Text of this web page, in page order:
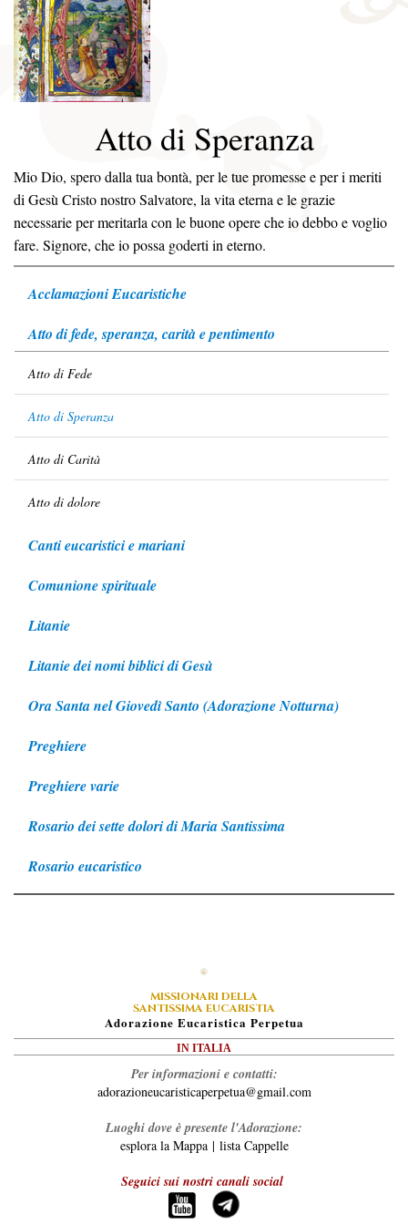
Atto di Speranza
Mio Dio, spero dalla tua bontà, per le tue promesse e per i meriti
di Gesù Cristo nostro Salvatore, la vita eterna e le grazie
necessarie per meritarla con le buone opere che io debbo e voglio
fare. Signore, che io possa goderti in eterno.
Acclamazioni Eucaristiche
Atto di fede, speranza, carità e pentimento
Atto di Fede
Atto di Speranza
Atto di Carità
Atto di dolore
Canti eucaristici e mariani
Comunione spirituale
Litanie
Litanie dei nomi biblici di Gesù
Ora Santa nel Giovedì Santo (Adorazione Notturna)
Preghiere
Preghiere varie
Rosario dei sette dolori di Maria Santissima
Rosario eucaristico
MISSIONARI DELLA
SANTISSIMA EUCARISTIA
ADorazione EUcaristica PErpetua
IN ITALIA
Per informazioni e contatti:
adorazioneucaristicaperpetua@gmail.com
Luoghi dove è presente l'Adorazione:
esplora la Mappa| lista Cappelle
Seguici sui nostri canali social